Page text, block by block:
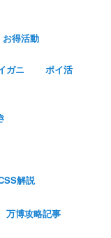
お得活動
ガニ
ポイ活
解説
万博攻略記事